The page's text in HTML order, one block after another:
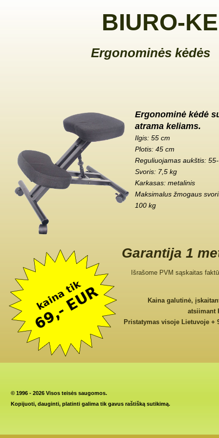
BIURO-
Ergonominės kėdės
Ergonominė kėdė
atrama keliams.
Ilgis: 55 cm
Plotis: 45 cm
Reguliuojamas aukštis:
Svoris: 7,5 kg
Karkasas: metalinis
Maksimalus žmogaus
100 kg
Garantija 1
Išrašome PVM sąskaitas
Kaina galutinė,
atsiimant
Pristatymas visoje Lietuvoje +
© 1996 - 2026 Visos teisės saugomos.
Kopijuoti, dauginti, platinti galima tik gavus raštišką sutikimą.